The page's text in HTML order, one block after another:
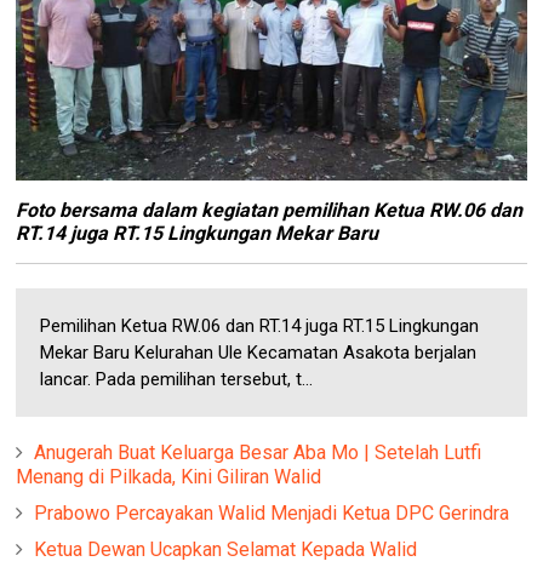
Foto bersama dalam kegiatan pemilihan Ketua RW.06 dan
RT.14 juga RT.15 Lingkungan Mekar Baru
Pemilihan Ketua RW.06 dan RT.14 juga RT.15 Lingkungan
Mekar Baru Kelurahan Ule Kecamatan Asakota berjalan
lancar. Pada pemilihan tersebut, t...
Anugerah Buat Keluarga Besar Aba Mo | Setelah Lutfi
Menang di Pilkada, Kini Giliran Walid
Prabowo Percayakan Walid Menjadi Ketua DPC Gerindra
Ketua Dewan Ucapkan Selamat Kepada Walid